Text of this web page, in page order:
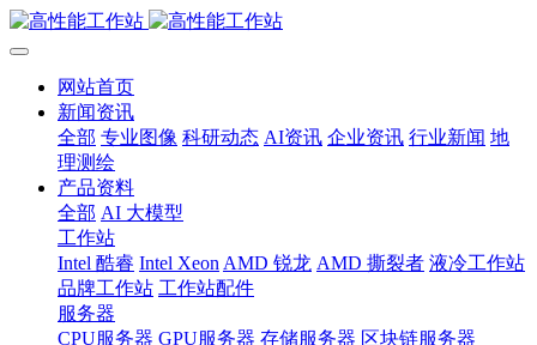
网站首页
新闻资讯
全部 专业图像 科研动态 AI资讯 企业资讯 行业新闻 地
理测绘
产品资料
全部 AI 大模型
工作站
Intel 酷睿 Intel Xeon AMD 锐龙 AMD 撕裂者 液冷工作站
品牌工作站 工作站配件
服务器
CPU服务器 GPU服务器 存储服务器 区块链服务器